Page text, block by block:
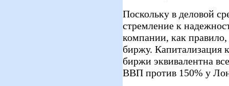
Поскольку в деловой
стремление к
компании, как
биржу. Капитализация
биржи эквивалентна
ВВП против 150% у